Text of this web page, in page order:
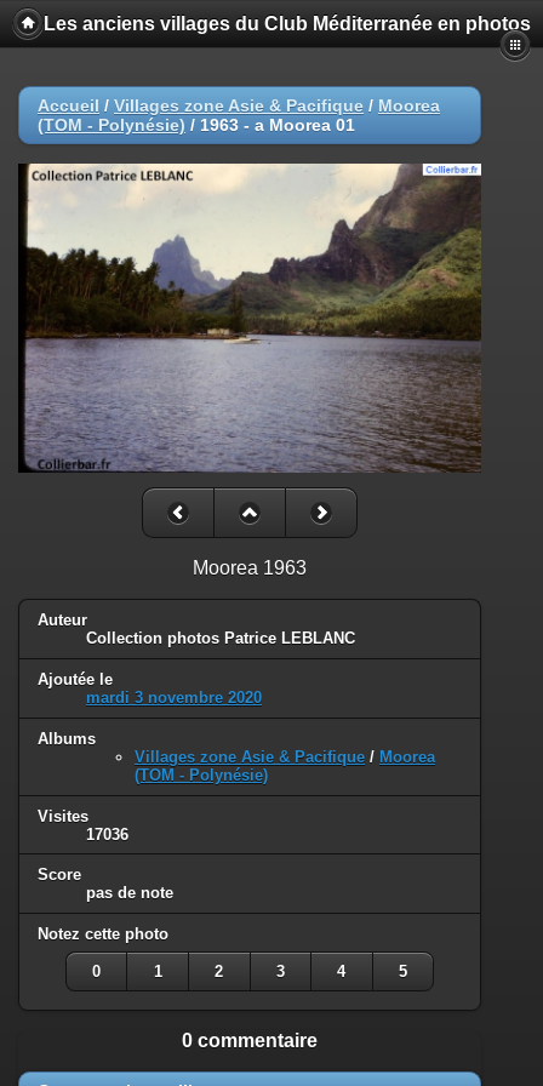
Les anciens villages du Club Méditerranée en photos
Accueil / Villages zone Asie & Pacifique / Moorea
(TOM - Polynésie) / 1963 - a Moorea 01
Moorea 1963
Auteur
Collection photos Patrice LEBLANC
Ajoutée le
mardi 3 novembre 2020
Albums
Villages zone Asie & Pacifique / Moorea
(TOM - Polynésie)
Visites
17036
Score
pas de note
Notez cette photo
0 1 2 3 4 5
0 commentaire